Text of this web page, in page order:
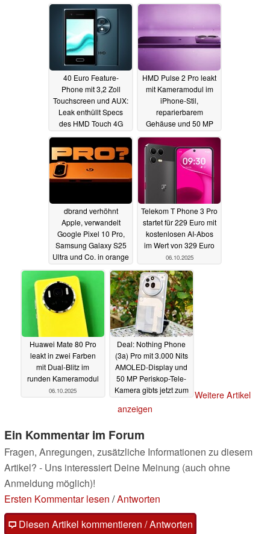
40 Euro Feature-
Phone mit 3,2 Zoll
Touchscreen und AUX:
Leak enthüllt Specs
des HMD Touch 4G
07.10.2025
HMD Pulse 2 Pro leakt
mit Kameramodul im
iPhone-Stil,
reparierbarem
Gehäuse und 50 MP
Selfie-Kamera06.10.2025
dbrand verhöhnt
Apple, verwandelt
Google Pixel 10 Pro,
Samsung Galaxy S25
Ultra und Co. in orange
"Temu-iPhones"
06.10.2025
Telekom T Phone 3 Pro
startet für 229 Euro mit
kostenlosen AI-Abos
im Wert von 329 Euro
06.10.2025
Huawei Mate 80 Pro
leakt in zwei Farben
mit Dual-Blitz im
runden Kameramodul
06.10.2025
Deal: Nothing Phone
(3a) Pro mit 3.000 Nits
AMOLED-Display und
50 MP Periskop-Tele-
Kamera gibts jetzt zum
Weitere Artikel
anzeigen
Ein Kommentar im Forum
Fragen, Anregungen, zusätzliche Informationen zu diesem
Artikel? - Uns interessiert Deine Meinung (auch ohne
Anmeldung möglich)!
Ersten Kommentar lesen /Antworten
Diesen Artikel kommentieren / Antworten